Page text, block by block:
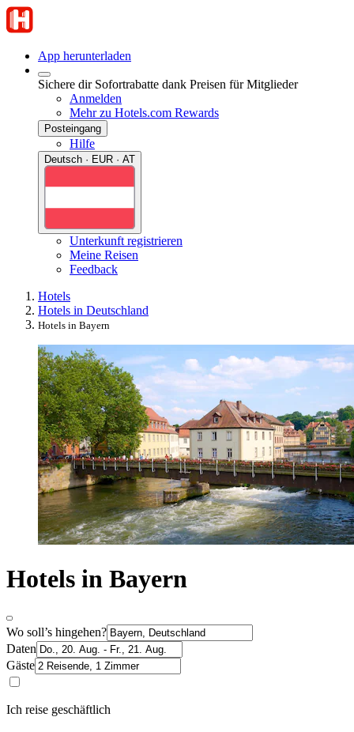
App herunterladen
Sichere dir Sofortrabatte dank Preisen für Mitglieder
Anmelden
Mehr zu Hotels.com Rewards
Posteingang
Hilfe
Deutsch · EUR · AT
Unterkunft registrieren
Meine Reisen
Feedback
Hotels
Hotels in Deutschland
Hotels in Bayern
Hotels in Bayern
Wo soll’s hingehen?
Daten
Gäste
Ich reise geschäftlich